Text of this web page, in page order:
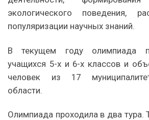
экологического поведения,
популяризации научных знаний.
В текущем году олимпиада
учащихся 5-х и 6-х классов и
человек из 17
области.
Олимпиада проходила в два тура.